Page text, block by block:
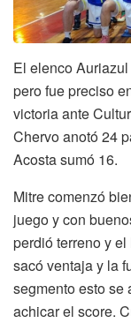
El elenco
pero fue preciso
victoria ante
Chervo anotó 24
Acosta sumó 16.
Mitre comenzó
juego y con
perdió terreno y
sacó ventaja y la
segmento esto se
achicar el score.